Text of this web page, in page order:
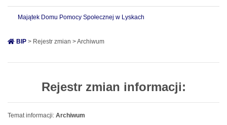
Majątek Domu Pomocy Społecznej w Lyskach
BIP > Rejestr zmian > Archiwum
Rejestr zmian informacji:
Temat informacji: Archiwum